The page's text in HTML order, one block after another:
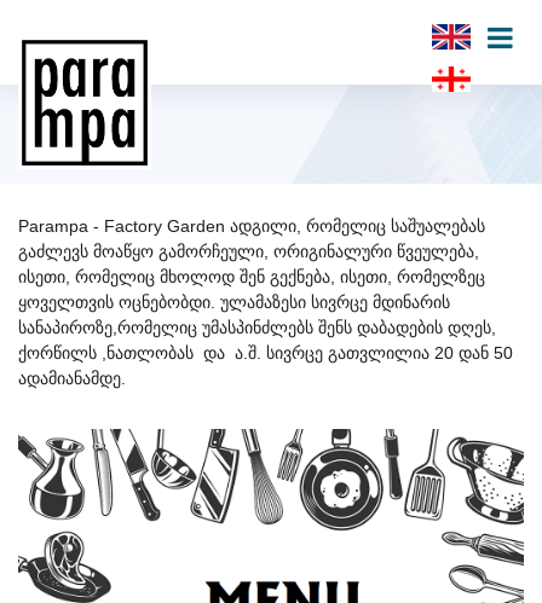
Parampa - Factory Garden ადგილი, რომელიც საშუალებას
გაძლევს მოაწყო გამორჩეული, ორიგინალური წვეულება,
ისეთი, რომელიც მხოლოდ შენ გექნება, ისეთი, რომელზეც
ყოველთვის ოცნებობდი. ულამაზესი სივრცე მდინარის
სანაპიროზე,რომელიც უმასპინძლებს შენს დაბადების დღეს,
ქორწილს ,ნათლობას  და  ა.შ. სივრცე გათვლილია 20 დან 50
ადამიანამდე.